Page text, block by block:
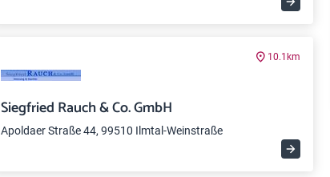
10.1km
Siegfried Rauch & Co. GmbH
Apoldaer Straße 44, 99510 Ilmtal-Weinstraße